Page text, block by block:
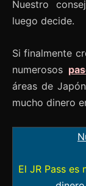
Nuestro
luego decide.
Si finalmente
numerosos
áreas de
mucho dinero
El JR Pass es